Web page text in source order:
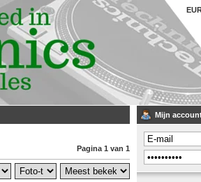
Pagina 1 van 1
Mijn